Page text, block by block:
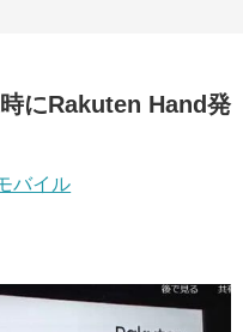
にRakuten Hand発
バイル